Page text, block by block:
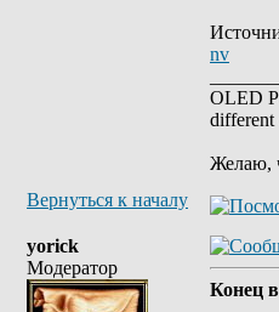
nv
OLED
Желаю,
Вернуться к началу
yorick
Модератор
Конец